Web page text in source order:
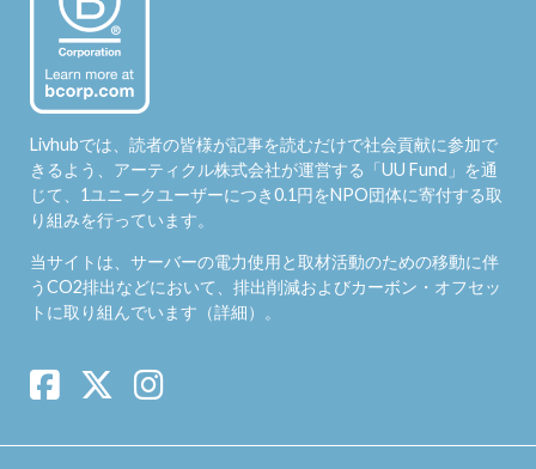
Livhubでは、読者の皆様が記事を読むだけで社会貢献に参加で
きるよう、アーティクル株式会社が運営する「UU Fund 」を通
じて、1ユニークユーザーにつき0.1円をNPO団体に寄付する取
り組みを行っています。
当サイトは、サーバーの電力使用と取材活動のための移動に伴
うCO2排出などにおいて、排出削減およびカーボン・オフセッ
トに取り組んでいます（詳細）。